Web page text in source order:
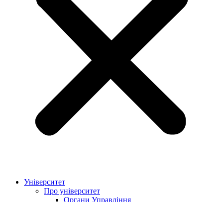
Університет
Про університет
Органи Управління